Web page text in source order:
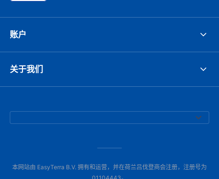
账户
关于我们
本网站由 EasyTerra B.V. 拥有和运营，并在荷兰吕伐登商会注册，注册号为